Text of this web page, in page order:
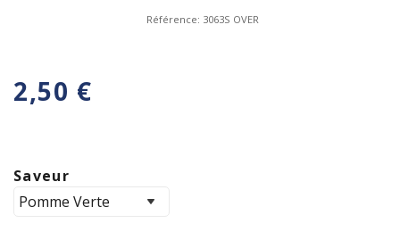
Référence: 3063S OVER
2,50 €
Saveur